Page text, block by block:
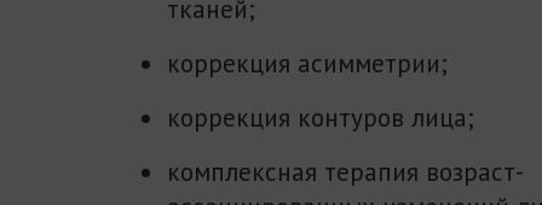
тканей;
коррекция асимметрии;
коррекция контуров лица;
комплексная терапия возраст-